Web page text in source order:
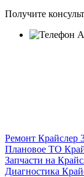
Получите
Ремонт Крайслер
Плановое ТО
Запчасти на
Диагностика